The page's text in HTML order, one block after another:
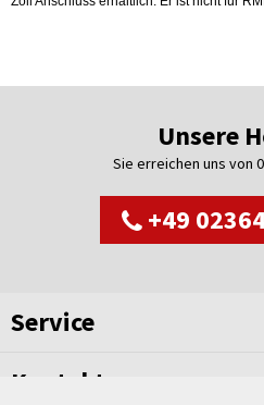
Unsere
Sie erreichen uns von
+49
Service
Kontakt